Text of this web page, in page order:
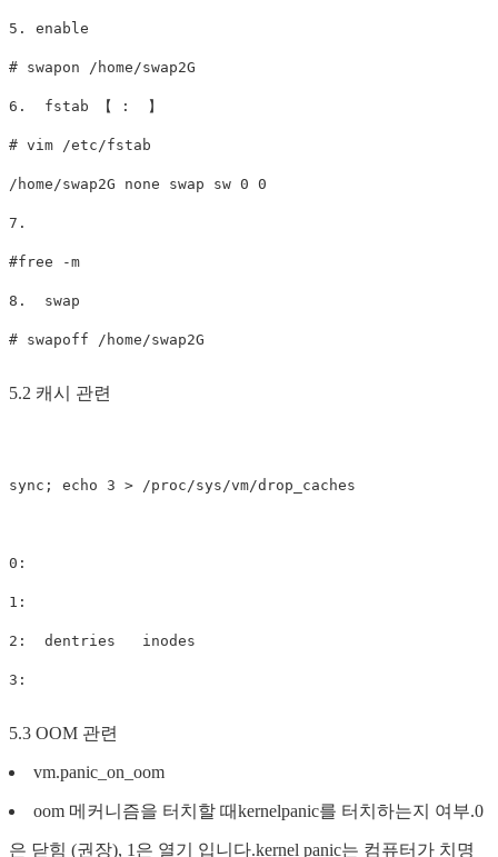
5. enable
# swapon /home/swap2G
6.  fstab 【 :  】
# vim /etc/fstab
/home/swap2G none swap sw 0 0
7.
#free -m
8.  swap
# swapoff /home/swap2G
5.2 캐시 관련
sync; echo 3 > /proc/sys/vm/drop_caches
0:
1:
2:  dentries   inodes
3:
5.3 OOM 관련
vm.panic_on_oom
oom 메커니즘을 터치할 때kernelpanic를 터치하는지 여부.0
은 닫힘 (권장), 1은 열기 입니다.kernel panic는 컴퓨터가 치명